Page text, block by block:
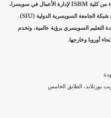
في لندن) تعمل كجزء من كلية ISBM لإدارة الأعمال في سويسرا،
وهي عضو فخور في شبكة الجامعة السويسرية الدولية (SIU).
التعليم السويسري برؤية عالمية، وتخدم
أوروبا وخارجها.